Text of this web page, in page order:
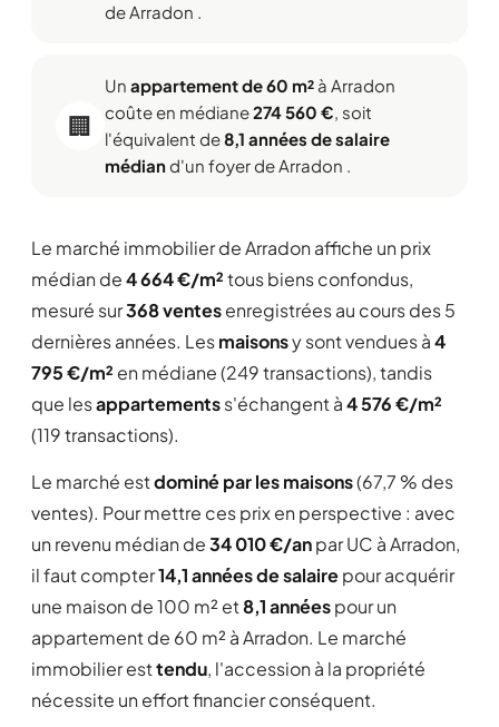
de Arradon .
🏢
Un appartement de 60 m² à Arradon
coûte en médiane274 560 €, soit
l'équivalent de8,1 années de salaire
médiand'un foyer de Arradon .
Le marché immobilier de Arradon affiche un prix
médian de4 664 €/m²tous biens confondus,
mesuré sur368 ventesenregistrées au cours des 5
dernières années. Lesmaisonsy sont vendues à4
795 €/m² en médiane (249 transactions), tandis
que lesappartementss'échangent à4 576 €/m²
(119 transactions).
Le marché estdominé par les maisons(67,7 % des
ventes). Pour mettre ces prix en perspective : avec
un revenu médian de34 010 €/anpar UC à Arradon,
il faut compter14,1 années de salairepour acquérir
une maison de 100 m² et8,1 annéespour un
appartement de 60 m² à Arradon. Le marché
immobilier esttendu, l'accession à la propriété
nécessite un effort financier conséquent.